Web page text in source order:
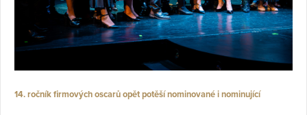
14. ročník firmových oscarů opět potěší nominované i nominující